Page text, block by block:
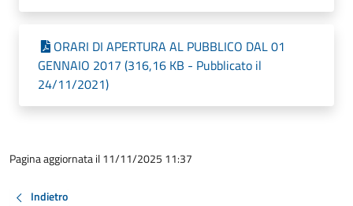
ORARI DI APERTURA AL PUBBLICO DAL 01
GENNAIO 2017 (316,16 KB - Pubblicato il
24/11/2021)
Pagina aggiornata il 11/11/2025 11:37
Indietro